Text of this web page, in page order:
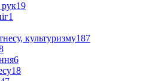
19
1
культуризму187
6
18